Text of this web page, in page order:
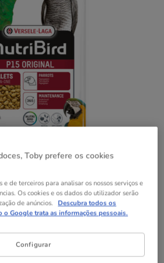
-25% na 2ª
un.
10kg
-25% na 2ª
un.
59.99€
por kg
Toby prefere os cookies
de terceiros para analisar os nossos serviços e
Os cookies e os dados do utilizador serão
de anúncios. Descubra todos os
o Google trata as informações pessoais.
Configurar